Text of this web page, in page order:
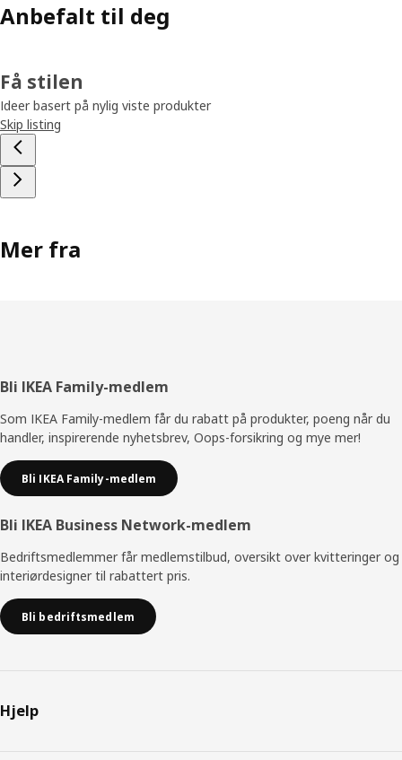
Anbefalt til deg
Få stilen
Ideer basert på nylig viste produkter
Skip listing
Mer fra
Bunntekst
Bli IKEA Family-medlem
Som IKEA Family-medlem får du rabatt på produkter, poeng når du
handler, inspirerende nyhetsbrev, Oops-forsikring og mye mer!
Bli IKEA Family-medlem
Bli IKEA Business Network-medlem
Bedriftsmedlemmer får medlemstilbud, oversikt over kvitteringer og
interiørdesigner til rabattert pris.
Bli bedriftsmedlem
Hjelp